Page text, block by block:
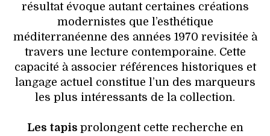
résultat évoque autant certaines créations
modernistes que l’esthétique
méditerranéenne des années 1970 revisitée à
travers une lecture contemporaine. Cette
capacité à associer références historiques et
langage actuel constitue l’un des marqueurs
les plus intéressants de la collection.
Les tapis prolongent cette recherche en